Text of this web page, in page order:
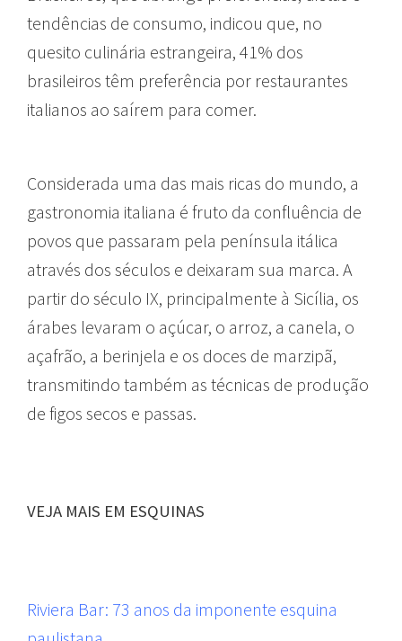
tendências de consumo, indicou que, no
quesito culinária estrangeira, 41% dos
brasileiros têm preferência por restaurantes
italianos ao saírem para comer.
Considerada uma das mais ricas do mundo, a
gastronomia italiana é fruto da confluência de
povos que passaram pela península itálica
através dos séculos e deixaram sua marca. A
partir do século IX, principalmente à Sicília, os
árabes levaram o açúcar, o arroz, a canela, o
açafrão, a berinjela e os doces de marzipã,
transmitindo também as técnicas de produção
de figos secos e passas.
VEJA MAIS EM ESQUINAS
Riviera Bar: 73 anos da imponente esquina